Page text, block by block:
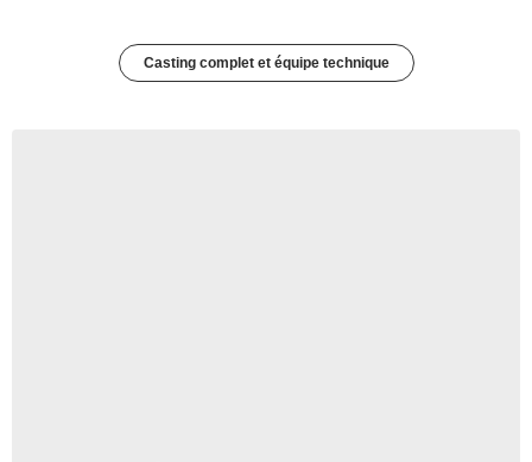
Casting complet et équipe technique